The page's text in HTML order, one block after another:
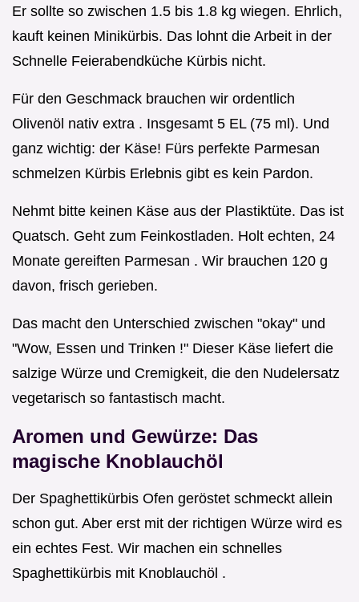
Er sollte so zwischen 1.5 bis 1.8 kg wiegen. Ehrlich,
kauft keinen Minikürbis. Das lohnt die Arbeit in der
Schnelle Feierabendküche Kürbis nicht.
Für den Geschmack brauchen wir ordentlich
Olivenöl nativ extra . Insgesamt 5 EL (75 ml). Und
ganz wichtig: der Käse! Fürs perfekte Parmesan
schmelzen Kürbis Erlebnis gibt es kein Pardon.
Nehmt bitte keinen Käse aus der Plastiktüte. Das ist
Quatsch. Geht zum Feinkostladen. Holt echten, 24
Monate gereiften Parmesan . Wir brauchen 120 g
davon, frisch gerieben.
Das macht den Unterschied zwischen "okay" und
"Wow, Essen und Trinken !" Dieser Käse liefert die
salzige Würze und Cremigkeit, die den Nudelersatz
vegetarisch so fantastisch macht.
Aromen und Gewürze: Das
magische Knoblauchöl
Der Spaghettikürbis Ofen geröstet schmeckt allein
schon gut. Aber erst mit der richtigen Würze wird es
ein echtes Fest. Wir machen ein schnelles
Spaghettikürbis mit Knoblauchöl .